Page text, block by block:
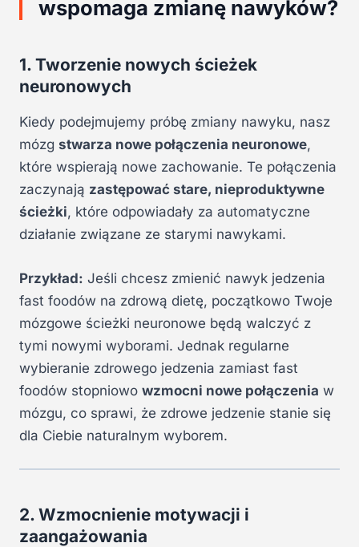
wspomaga zmianę nawyków?
1. Tworzenie nowych ścieżek
neuronowych
Kiedy podejmujemy próbę zmiany nawyku, nasz
mózg stwarza nowe połączenia neuronowe,
które wspierają nowe zachowanie. Te połączenia
zaczynają zastępować stare, nieproduktywne
ścieżki, które odpowiadały za automatyczne
działanie związane ze starymi nawykami.
Przykład: Jeśli chcesz zmienić nawyk jedzenia
fast foodów na zdrową dietę, początkowo Twoje
mózgowe ścieżki neuronowe będą walczyć z
tymi nowymi wyborami. Jednak regularne
wybieranie zdrowego jedzenia zamiast fast
foodów stopniowo wzmocni nowe połączenia w
mózgu, co sprawi, że zdrowe jedzenie stanie się
dla Ciebie naturalnym wyborem.
2. Wzmocnienie motywacji i
zaangażowania